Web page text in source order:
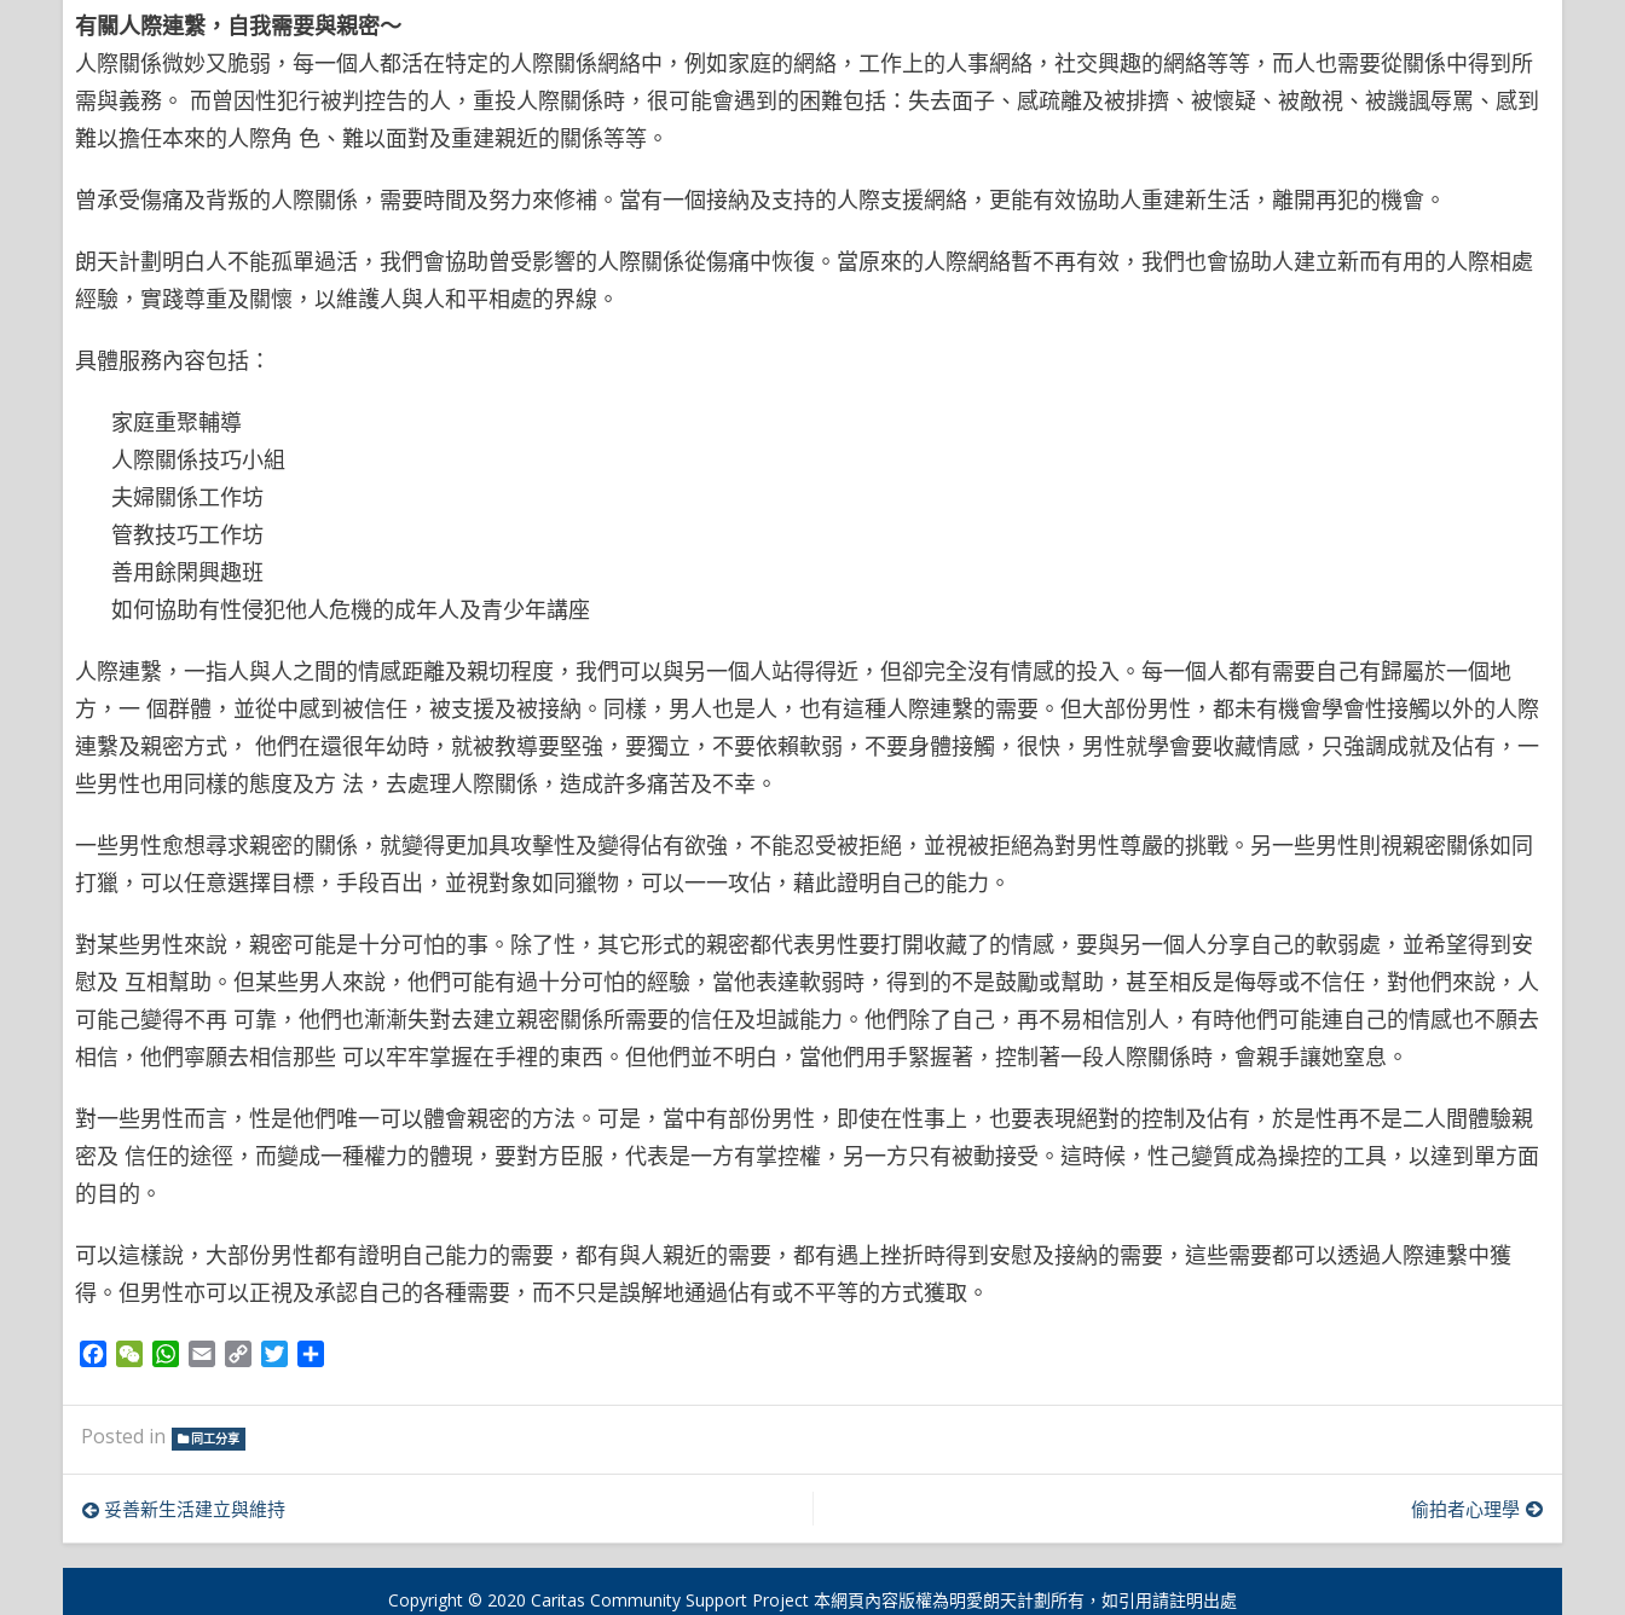
有關人際連繫，自我需要與親密～
人際關係微妙又脆弱，每一個人都活在特定的人際關係網絡中，例如家庭的網絡，工作上的人事網絡，社交興趣的網絡等等，而人也需要從關係中得到所
需與義務。 而曾因性犯行被判控告的人，重投人際關係時，很可能會遇到的困難包括：失去面子、感疏離及被排擠、被懷疑、被敵視、被譏諷辱罵、感到
難以擔任本來的人際角 色、難以面對及重建親近的關係等等。
曾承受傷痛及背叛的人際關係，需要時間及努力來修補。當有一個接納及支持的人際支援網絡，更能有效協助人重建新生活，離開再犯的機會。
朗天計劃明白人不能孤單過活，我們會協助曾受影響的人際關係從傷痛中恢復。當原來的人際網絡暫不再有效，我們也會協助人建立新而有用的人際相處
經驗，實踐尊重及關懷，以維護人與人和平相處的界線。
具體服務內容包括：
家庭重聚輔導
人際關係技巧小組
夫婦關係工作坊
管教技巧工作坊
善用餘閑興趣班
如何協助有性侵犯他人危機的成年人及青少年講座
人際連繫，一指人與人之間的情感距離及親切程度，我們可以與另一個人站得得近，但卻完全沒有情感的投入。每一個人都有需要自己有歸屬於一個地
方，一 個群體，並從中感到被信任，被支援及被接納。同樣，男人也是人，也有這種人際連繫的需要。但大部份男性，都未有機會學會性接觸以外的人際
連繫及親密方式， 他們在還很年幼時，就被教導要堅強，要獨立，不要依賴軟弱，不要身體接觸，很快，男性就學會要收藏情感，只強調成就及佔有，一
些男性也用同樣的態度及方 法，去處理人際關係，造成許多痛苦及不幸。
一些男性愈想尋求親密的關係，就變得更加具攻擊性及變得佔有欲強，不能忍受被拒絕，並視被拒絕為對男性尊嚴的挑戰。另一些男性則視親密關係如同
打獵，可以任意選擇目標，手段百出，並視對象如同獵物，可以一一攻佔，藉此證明自己的能力。
對某些男性來說，親密可能是十分可怕的事。除了性，其它形式的親密都代表男性要打開收藏了的情感，要與另一個人分享自己的軟弱處，並希望得到安
慰及 互相幫助。但某些男人來說，他們可能有過十分可怕的經驗，當他表達軟弱時，得到的不是鼓勵或幫助，甚至相反是侮辱或不信任，對他們來說，人
可能己變得不再 可靠，他們也漸漸失對去建立親密關係所需要的信任及坦誠能力。他們除了自己，再不易相信別人，有時他們可能連自己的情感也不願去
相信，他們寧願去相信那些 可以牢牢掌握在手裡的東西。但他們並不明白，當他們用手緊握著，控制著一段人際關係時，會親手讓她窒息。
對一些男性而言，性是他們唯一可以體會親密的方法。可是，當中有部份男性，即使在性事上，也要表現絕對的控制及佔有，於是性再不是二人間體驗親
密及 信任的途徑，而變成一種權力的體現，要對方臣服，代表是一方有掌控權，另一方只有被動接受。這時候，性己變質成為操控的工具，以達到單方面
的目的。
可以這樣說，大部份男性都有證明自己能力的需要，都有與人親近的需要，都有遇上挫折時得到安慰及接納的需要，這些需要都可以透過人際連繫中獲
得。但男性亦可以正視及承認自己的各種需要，而不只是誤解地通過佔有或不平等的方式獲取。
Facebook
WeChatWhatsApp
Email Copy
Twitter
Posted in 同工分享
文
章
妥善新生活建立與維持 偷拍者心理學
Copyright © 2020 Caritas Community Support Project 本網頁內容版權為明愛朗天計劃所有，如引用請註明出處